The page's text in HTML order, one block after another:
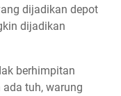
dijadikan depot
dijadikan
berhimpitan
tuh, warung